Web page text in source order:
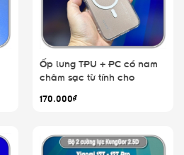
Ốp lưng TPU + PC có nam
châm sạc từ tính cho
170.000₫